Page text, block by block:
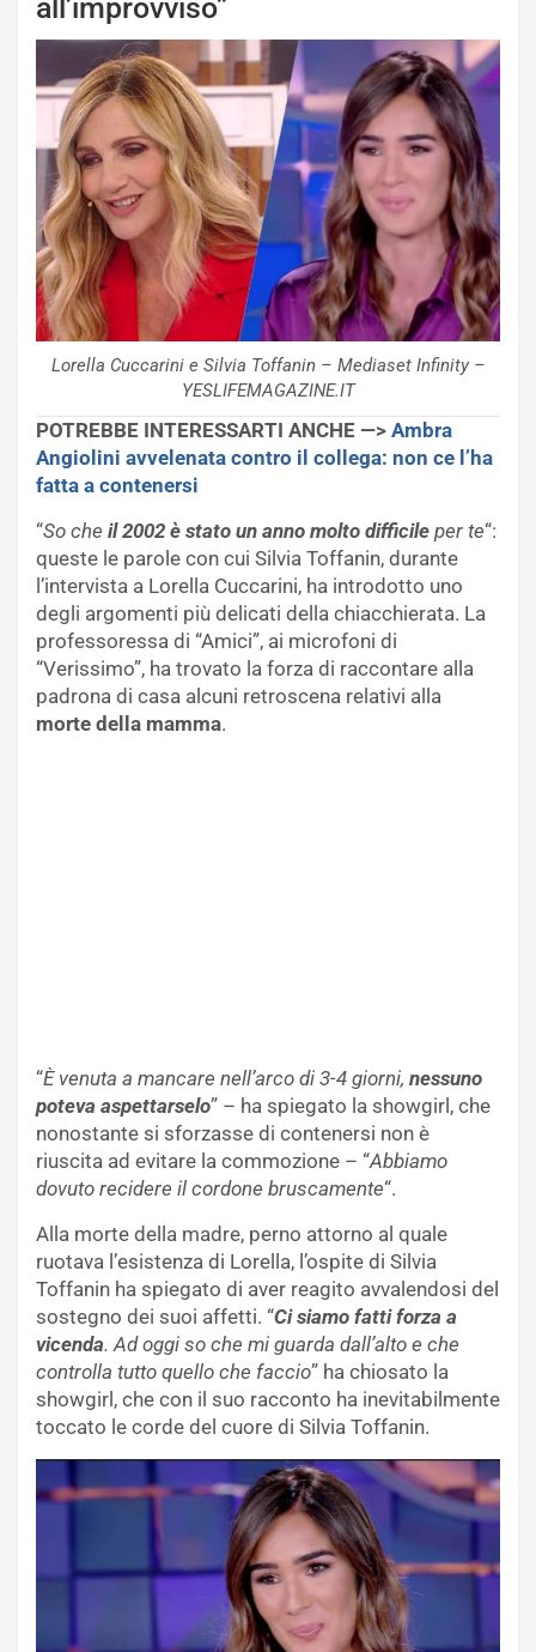
all’improvviso”
Lorella Cuccarini e Silvia Toffanin – Mediaset Infinity –
YESLIFEMAGAZINE.IT
POTREBBE INTERESSARTI ANCHE —> Ambra
Angiolini avvelenata contro il collega: non ce l’ha
fatta a contenersi
“So che il 2002 è stato un anno molto difficile per te“:
queste le parole con cui Silvia Toffanin, durante
l’intervista a Lorella Cuccarini, ha introdotto uno
degli argomenti più delicati della chiacchierata. La
professoressa di “Amici”, ai microfoni di
“Verissimo”, ha trovato la forza di raccontare alla
padrona di casa alcuni retroscena relativi alla
morte della mamma.
“È venuta a mancare nell’arco di 3-4 giorni, nessuno
poteva aspettarselo” – ha spiegato la showgirl, che
nonostante si sforzasse di contenersi non è
riuscita ad evitare la commozione – “Abbiamo
dovuto recidere il cordone bruscamente“.
Alla morte della madre, perno attorno al quale
ruotava l’esistenza di Lorella, l’ospite di Silvia
Toffanin ha spiegato di aver reagito avvalendosi del
sostegno dei suoi affetti. “Ci siamo fatti forza a
vicenda. Ad oggi so che mi guarda dall’alto e che
controlla tutto quello che faccio” ha chiosato la
showgirl, che con il suo racconto ha inevitabilmente
toccato le corde del cuore di Silvia Toffanin.